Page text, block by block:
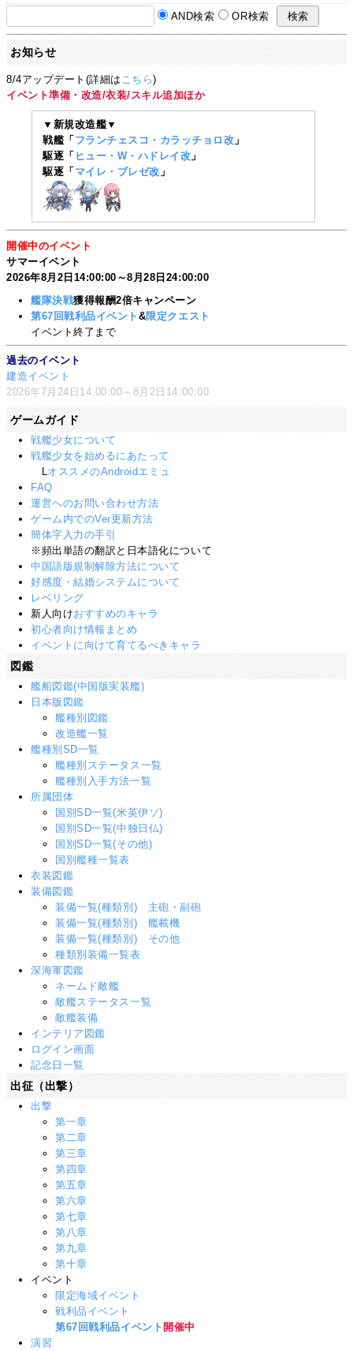
AND検索 OR検索
お知らせ
8/4アップデート(詳細は こちら)
イベント準備・改造/衣装/スキル追加ほか
▼新規改造艦▼
戦艦「フランチェスコ・カラッチョロ改 」
駆逐「 ヒュー・W・ハドレイ改 」
駆逐「マイレ・ブレゼ改 」
開催中のイベント
サマーイベント
2026年8月2日14:00:00～8月28日24:00:00
艦隊決戦獲得報酬2倍キャンペーン
第67回戦利品イベント &限定クエスト
イベント終了まで
過去のイベント
建造イベント
2026年7月24日14:00:00～8月2日14:00:00
ゲームガイド
戦艦少女について
戦艦少女を始めるにあたって
LオススメのAndroidエミュ
FAQ
運営へのお問い合わせ方法
ゲーム内でのVer更新方法
簡体字入力の手引
※頻出単語の翻訳と日本語化について
中国語版規制解除方法について
好感度・結婚システムについて
レベリング
新人向けおすすめのキャラ
初心者向け情報まとめ
イベントに向けて育てるべきキャラ
図鑑
艦船図鑑(中国版実装艦)
日本版図鑑
艦種別図鑑
改造艦一覧
艦種別SD一覧
艦種別ステータス一覧
艦種別入手方法一覧
所属団体
国別SD一覧(米英伊ソ)
国別SD一覧(中独日仏)
国別SD一覧(その他)
国別艦種一覧表
衣装図鑑
装備図鑑
装備一覧(種類別) 主砲・副砲
装備一覧(種類別) 艦載機
装備一覧(種類別) その他
種類別装備一覧表
深海軍図鑑
ネームド敵艦
敵艦ステータス一覧
敵艦装備
インテリア図鑑
ログイン画面
記念日一覧
出征（出撃）
出撃
第一章
第二章
第三章
第四章
第五章
第六章
第七章
第八章
第九章
第十章
イベント
限定海域イベント
戦利品イベント
第67回戦利品イベント 開催中
演習